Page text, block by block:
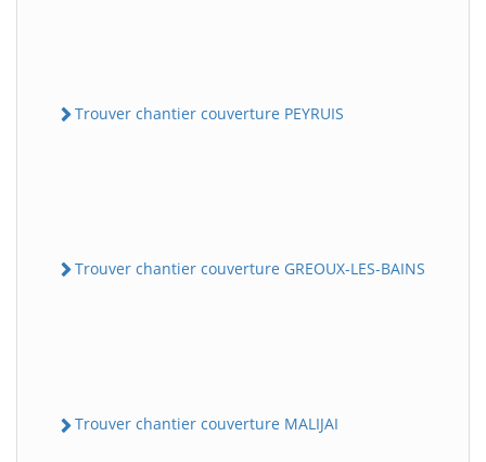
Trouver chantier couverture PEYRUIS
Trouver chantier couverture GREOUX-LES-BAINS
Trouver chantier couverture MALIJAI